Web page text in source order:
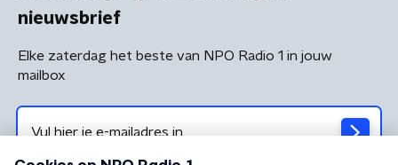
nieuwsbrief
Elke zaterdag het beste van NPO Radio 1 in jouw
mailbox